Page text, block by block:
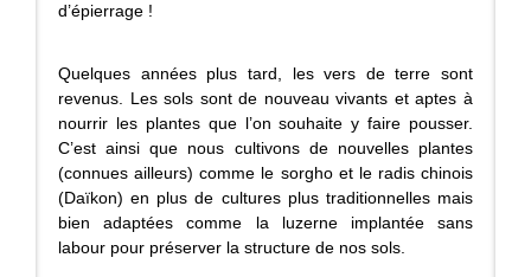
d’épierrage !
Quelques années plus tard, les vers de terre sont
revenus. Les sols sont de nouveau vivants et aptes à
nourrir les plantes que l’on souhaite y faire pousser.
C’est ainsi que nous cultivons de nouvelles plantes
(connues ailleurs) comme le sorgho et le radis chinois
(Daïkon) en plus de cultures plus traditionnelles mais
bien adaptées comme la luzerne implantée sans
labour pour préserver la structure de nos sols.